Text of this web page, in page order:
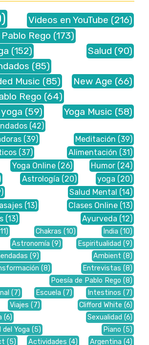
Videos en YouTube (216)
Rego (173)
(152) Salud (90)
(85)
Music (85) New Age (66)
Rego (64)
(59) Yoga Music (58)
(42)
(39) Meditación (39)
(37) Alimentación (31)
Yoga Online (26) Humor (24)
Astrología (20) yoga (20)
Salud Mental (14)
(13) Clases Online (13)
(13) Ayurveda (12)
Chakras (10) India (10)
Astronomía (9) Espiritualidad (9)
(9) Ambient (8)
(8) Entrevistas (8)
Poesía de Pablo Rego (8)
(7) Escuela (7) Intestinos (7)
Viajes (7) Clifford White (6)
(6) Sexualidad (6)
del Yoga (5) Piano (5)
(5) Actividades (4) Argentina (4)